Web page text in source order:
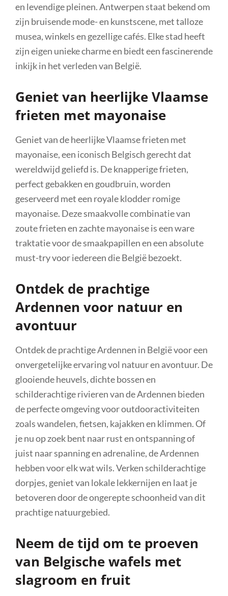
en levendige pleinen. Antwerpen staat bekend om
zijn bruisende mode- en kunstscene, met talloze
musea, winkels en gezellige cafés. Elke stad heeft
zijn eigen unieke charme en biedt een fascinerende
inkijk in het verleden van België.
Geniet van heerlijke Vlaamse
frieten met mayonaise
Geniet van de heerlijke Vlaamse frieten met
mayonaise, een iconisch Belgisch gerecht dat
wereldwijd geliefd is. De knapperige frieten,
perfect gebakken en goudbruin, worden
geserveerd met een royale klodder romige
mayonaise. Deze smaakvolle combinatie van
zoute frieten en zachte mayonaise is een ware
traktatie voor de smaakpapillen en een absolute
must-try voor iedereen die België bezoekt.
Ontdek de prachtige
Ardennen voor natuur en
avontuur
Ontdek de prachtige Ardennen in België voor een
onvergetelijke ervaring vol natuur en avontuur. De
glooiende heuvels, dichte bossen en
schilderachtige rivieren van de Ardennen bieden
de perfecte omgeving voor outdooractiviteiten
zoals wandelen, fietsen, kajakken en klimmen. Of
je nu op zoek bent naar rust en ontspanning of
juist naar spanning en adrenaline, de Ardennen
hebben voor elk wat wils. Verken schilderachtige
dorpjes, geniet van lokale lekkernijen en laat je
betoveren door de ongerepte schoonheid van dit
prachtige natuurgebied.
Neem de tijd om te proeven
van Belgische wafels met
slagroom en fruit